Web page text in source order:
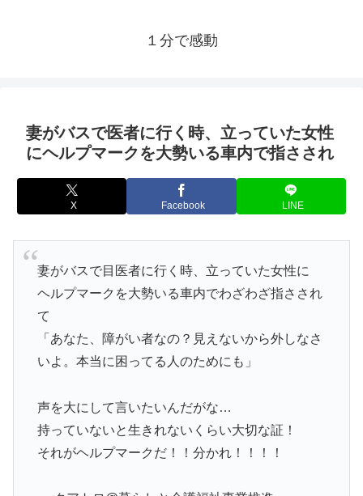
１分で感動
妻がバスで医者に行く時、立っていた女性
にヘルプマークを大勢いる車内で指さされ
X Facebook LINE
妻がバスで目医者に行く時、立っていた女性に
ヘルプマークを大勢いる車内でわざわざ指さされ
て
「あなた、障がい者なの？見えないから外しなさ
いよ。本当に困ってる人のためにも」
声を大にして言いたいんだがな…
持っていないと生きれないくらい大切な証！
それがヘルプマークだ！！分かれ！！！！